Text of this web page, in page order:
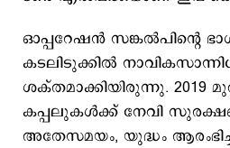
ഓപ്പറേഷന്‍ സങ്കല്‍പിന്‍റെ
കടലിടുക്കില്‍
ശക്തമാക്കിയിരുന്നു. 2019
കപ്പലുകള്‍ക്ക് നേവി
അതേസമയം, യുദ്ധം